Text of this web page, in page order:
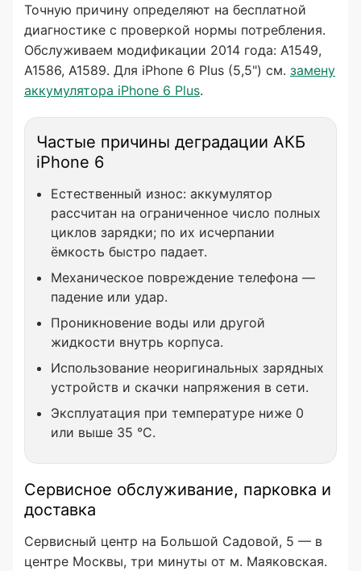
Точную причину определяют на бесплатной
диагностике с проверкой нормы потребления.
Обслуживаем модификации 2014 года: A1549,
A1586, A1589. Для iPhone 6 Plus (5,5") см. замену
аккумулятора iPhone 6 Plus.
Частые причины деградации АКБ
iPhone 6
Естественный износ: аккумулятор
рассчитан на ограниченное число полных
циклов зарядки; по их исчерпании
ёмкость быстро падает.
Механическое повреждение телефона —
падение или удар.
Проникновение воды или другой
жидкости внутрь корпуса.
Использование неоригинальных зарядных
устройств и скачки напряжения в сети.
Эксплуатация при температуре ниже 0
или выше 35 °C.
Сервисное обслуживание, парковка и
доставка
Сервисный центр на Большой Садовой, 5 — в
центре Москвы, три минуты от м. Маяковская.